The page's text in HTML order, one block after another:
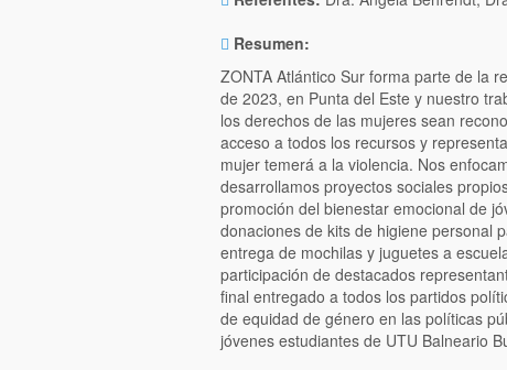
Resumen:
ZONTA Atlántico Sur forma parte de la
de 2023, en Punta del Este y nuestro
los derechos de las mujeres sean
acceso a todos los recursos y
mujer temerá a la violencia. Nos
desarrollamos proyectos sociales
promoción del bienestar emocional de
donaciones de kits de higiene personal
entrega de mochilas y juguetes a
participación de destacados
final entregado a todos los partidos
de equidad de género en las políticas
jóvenes estudiantes de UTU Balneario